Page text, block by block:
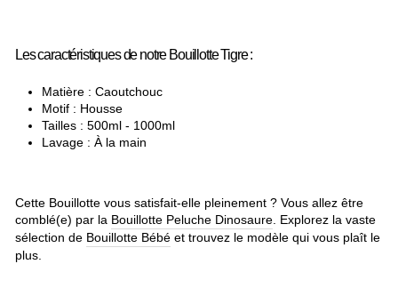
Les caractéristiques de notre Bouillotte Tigre :
Matière : Caoutchouc
Motif : Housse
Tailles : 500ml - 1000ml
Lavage : À la main
Cette Bouillotte vous satisfait-elle pleinement ? Vous allez être
comblé(e) par la Bouillotte Peluche Dinosaure. Explorez la vaste
sélection de Bouillotte Bébé et trouvez le modèle qui vous plaît le
plus.